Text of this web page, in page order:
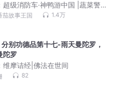
超级消防车·神鸭游中国 |蔬菜警
藏中国篇
茄故事王国 1.4万
别功德品第十七-雨天曼陀罗，
陀罗
维摩诘经|佛法在世间
82